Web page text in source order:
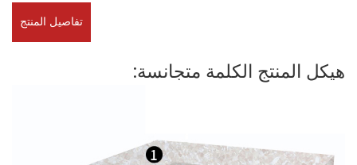
تفاصيل المنتج
هيكل المنتج الكلمة متجانسة: